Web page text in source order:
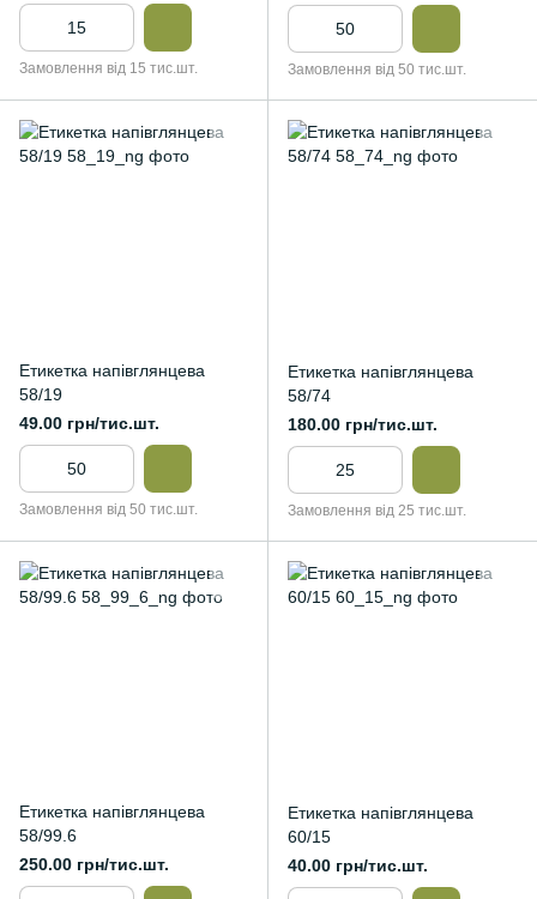
Замовлення від 15 тис.шт. Замовлення від 50 тис.шт.
Етикетка напівглянцева
58/19
49.00 грн/тис.шт.
Замовлення від 50 тис.шт.
Етикетка напівглянцева
58/74
180.00 грн/тис.шт.
Замовлення від 25 тис.шт.
Етикетка напівглянцева
58/99.6
250.00 грн/тис.шт.
Етикетка напівглянцева
60/15
40.00 грн/тис.шт.